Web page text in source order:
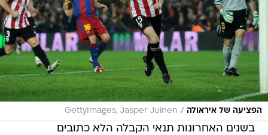
הפציעה של איראולה /
GettyImages, Jasper Juinen
בשנים האחרונות תנאי הקבלה הלא כתובים